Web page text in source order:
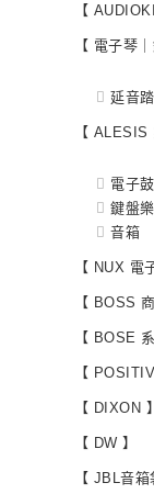
【
【 電子琴
延音
【 ALESIS
電子鼓
鍵盤
音箱
【 NUX 電
【 BOSS
【 BOSE
【
【 DIXON 】
【 DW 】
【 JBL音箱